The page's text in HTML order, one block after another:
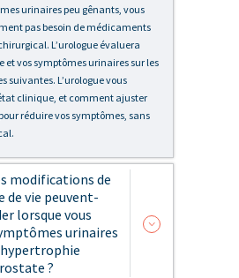
urinaires peu gênants, vous
pas besoin de médicaments
L’urologue évaluera
et vos symptômes urinaires sur les
suivantes. L’urologue vous
clinique, et comment ajuster
réduire vos symptômes, sans
modifications de
de vie peuvent-
lorsque vous
urinaires
?